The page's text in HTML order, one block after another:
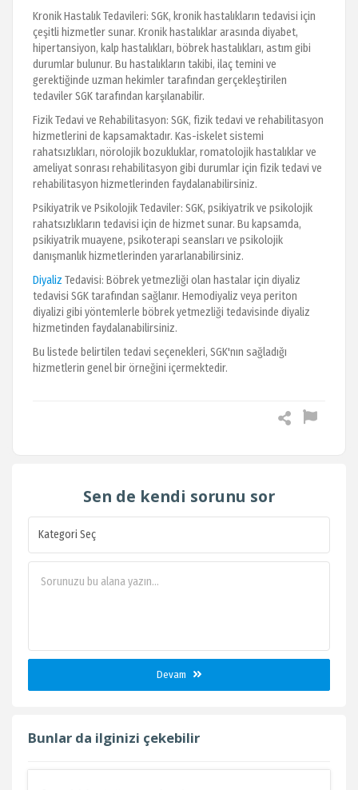
Kronik Hastalık Tedavileri: SGK, kronik hastalıkların tedavisi için
çeşitli hizmetler sunar. Kronik hastalıklar arasında diyabet,
hipertansiyon, kalp hastalıkları, böbrek hastalıkları, astım gibi
durumlar bulunur. Bu hastalıkların takibi, ilaç temini ve
gerektiğinde uzman hekimler tarafından gerçekleştirilen
tedaviler SGK tarafından karşılanabilir.
Fizik Tedavi ve Rehabilitasyon: SGK, fizik tedavi ve rehabilitasyon
hizmetlerini de kapsamaktadır. Kas-iskelet sistemi
rahatsızlıkları, nörolojik bozukluklar, romatolojik hastalıklar ve
ameliyat sonrası rehabilitasyon gibi durumlar için fizik tedavi ve
rehabilitasyon hizmetlerinden faydalanabilirsiniz.
Psikiyatrik ve Psikolojik Tedaviler: SGK, psikiyatrik ve psikolojik
rahatsızlıkların tedavisi için de hizmet sunar. Bu kapsamda,
psikiyatrik muayene, psikoterapi seansları ve psikolojik
danışmanlık hizmetlerinden yararlanabilirsiniz.
Diyaliz Tedavisi: Böbrek yetmezliği olan hastalar için diyaliz
tedavisi SGK tarafından sağlanır. Hemodiyaliz veya periton
diyalizi gibi yöntemlerle böbrek yetmezliği tedavisinde diyaliz
hizmetinden faydalanabilirsiniz.
Bu listede belirtilen tedavi seçenekleri, SGK'nın sağladığı
hizmetlerin genel bir örneğini içermektedir.
Sen de kendi sorunu sor
Devam
Bunlar da ilginizi çekebilir